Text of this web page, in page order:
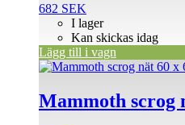
682 SEK
I lager
Kan skickas idag
Lägg till i vagn
Mammoth scrog